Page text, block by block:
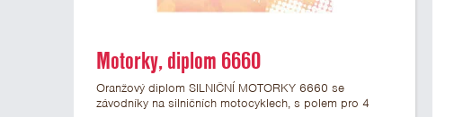
Motorky, diplom 6660
Oranžový diplom SILNIČNÍ MOTORKY 6660 se
závodníky na silničních motocyklech, s polem pro 4